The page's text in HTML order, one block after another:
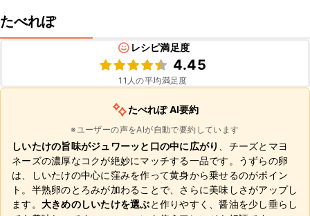
たべれぽ
レシピ満足度
4.45
11 人の平均満足度
たべれぽ AI要約
※ユーザーの声をAIが自動で要約しています
しいたけの旨味がジュワーッと口の中に広がり
、チーズとマヨ
ネーズの濃厚なコクが絶妙にマッチする一品です。うずらの卵
は、しいたけの中心に窪みを作って黄身から乗せるのがポイン
ト。半熟卵のとろみが加わることで、さらに美味しさがアップし
ます。 大きめのしいたけを選ぶと作りやすく、醤油を少し垂らし